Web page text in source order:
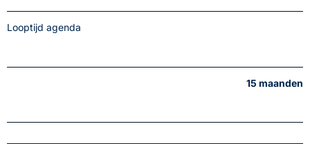
Looptijd agenda
15 maanden